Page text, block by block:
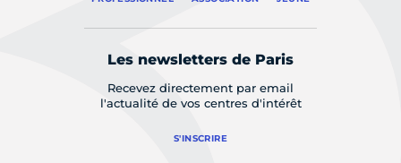
Les newsletters de Paris
Recevez directement par email
l'actualité de vos centres d'intérêt
S'INSCRIRE